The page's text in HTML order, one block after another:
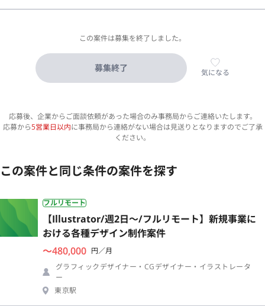
この案件は募集を終了しました。
募集終了 気になる
応募後、企業からご面談依頼があった場合のみ事務局からご連絡いたします。
応募から5営業日以内に事務局から連絡がない場合は見送りとなりますのでご了承
ください。
この案件と同じ条件の案件を探す
フルリモート
【Illustrator/週2日〜/フルリモート】新規事業に
おける各種デザイン制作案件
〜480,000 円／月
グラフィックデザイナー・CGデザイナー・イラストレータ
ー
東京駅